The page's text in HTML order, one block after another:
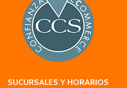
SUCURSALES Y HORARIOS